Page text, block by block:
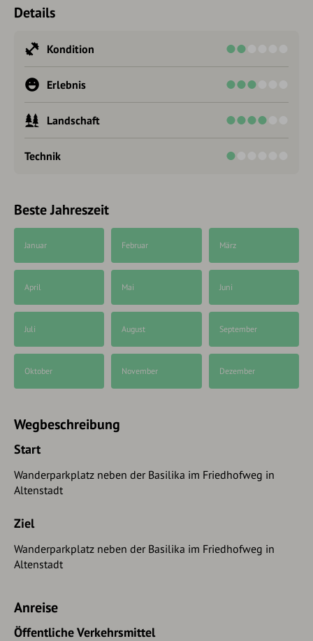
Details
Kondition
Erlebnis
Landschaft
Technik
Beste Jahreszeit
Januar Februar März
April Mai Juni
Juli August September
Oktober November Dezember
Wegbeschreibung
Start
Wanderparkplatz neben der Basilika im Friedhofweg in
Altenstadt
Ziel
Wanderparkplatz neben der Basilika im Friedhofweg in
Altenstadt
Anreise
Öffentliche Verkehrsmittel